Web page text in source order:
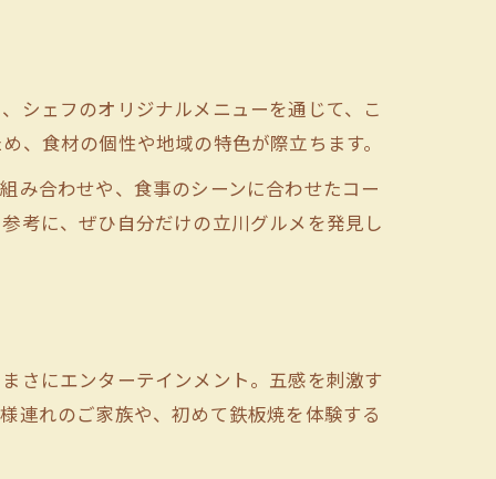
シェフのオリジナルメニューを通じて、こ
食材の個性や地域の特色が際立ちます。
み合わせや、食事のシーンに合わせたコー
考に、ぜひ自分だけの立川グルメを発見し
さにエンターテインメント。五感を刺激す
連れのご家族や、初めて鉄板焼を体験する